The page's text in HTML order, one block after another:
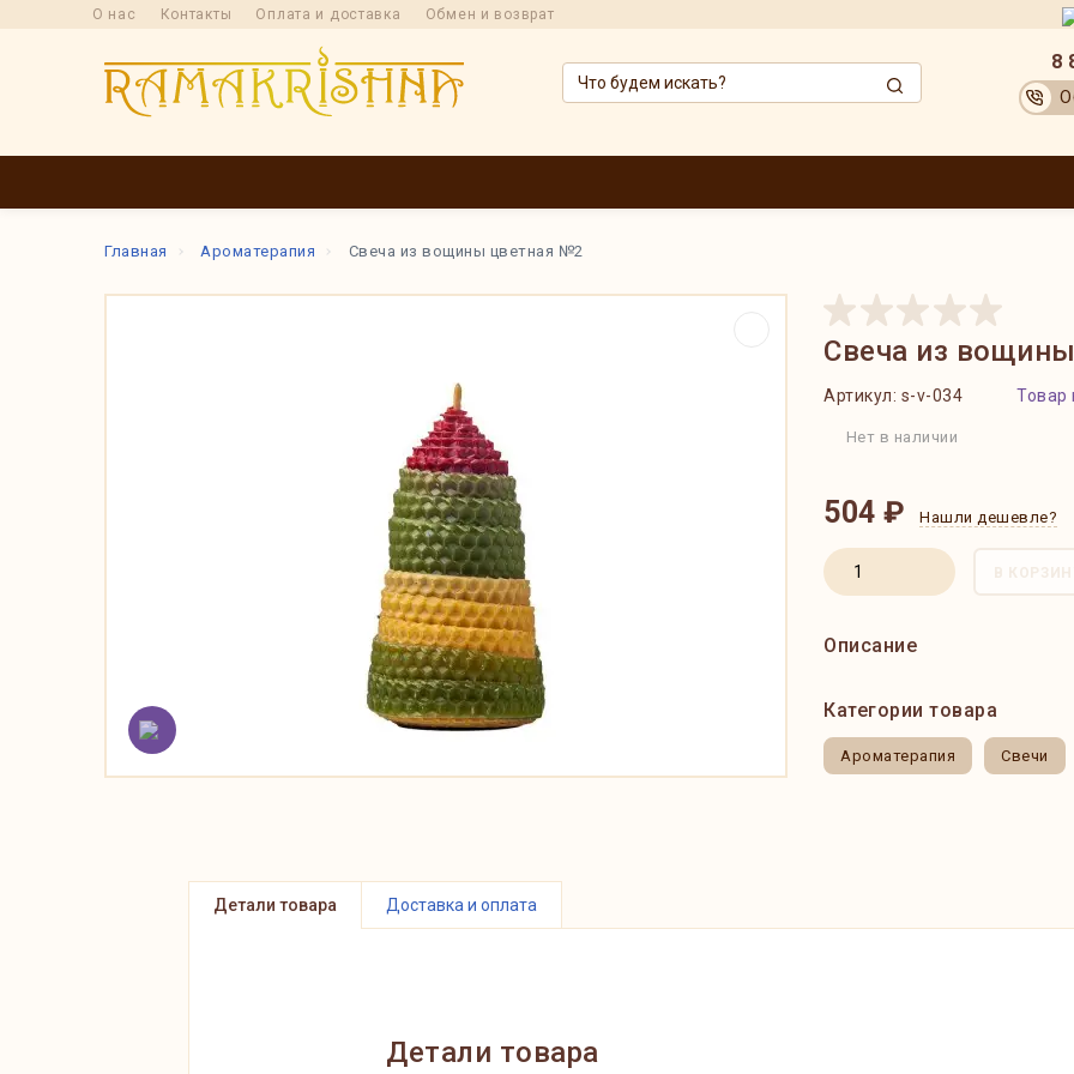
О нас Контакты Оплата и доставка Обмен и возврат
8
Главная Ароматерапия Свеча из вощины цветная №2
Свеча из
Артикул: s-v-034 Товар
Нет в наличии
504 ₽ Нашли дешевле?
В
Описание
Категории товара
Ароматерапия Свечи
Детали товара Доставка и оплата
Детали товара